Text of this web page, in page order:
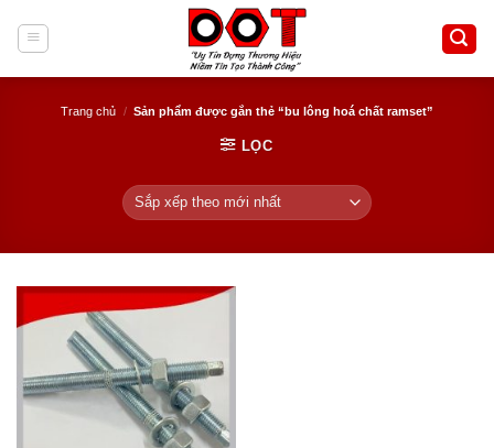
content
Trang chủ / Sản phẩm được gắn thẻ “bu lông hoá chất ramset”
LỌC